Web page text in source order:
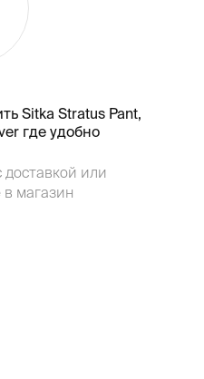
Sitka Stratus Pant,
где удобно
доставкой или
магазин